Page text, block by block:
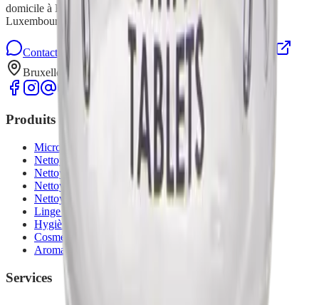
domicile à Bruxelles, en Brabant wallon, Namur, Liège et
Luxembourg.
Contactez-nous sur WhatsApp
Formulaire de contact
Bruxelles, Brabant wallon, Namur, Liège, Luxembourg
Produits
Microfibres de ménage
Nettoyage de la maison
Nettoyage et entretien du sol
Nettoyage et entretien vaisselle
Nettoyage du linge
Linge de bain
Hygiène
Cosmétiques bio
Aromathérapie
Services